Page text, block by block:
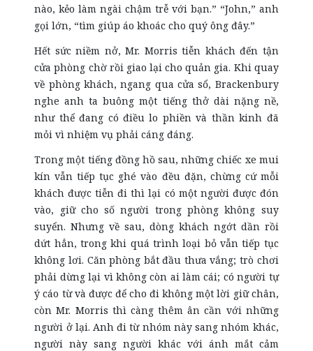
nào, kẻo làm ngài chậm trễ với bạn.” “John,” anh
gọi lớn, “tìm giúp áo khoác cho quý ông đây.”
Hết sức niềm nở, Mr. Morris tiễn khách đến tận
cửa phòng chờ rồi giao lại cho quản gia. Khi quay
về phòng khách, ngang qua cửa sổ, Brackenbury
nghe anh ta buông một tiếng thở dài nặng nề,
như thể đang có điều lo phiền và thần kinh đã
mỏi vì nhiệm vụ phải cáng đáng.
Trong một tiếng đồng hồ sau, những chiếc xe mui
kín vẫn tiếp tục ghé vào đều đặn, chừng cứ mỗi
khách được tiễn đi thì lại có một người được đón
vào, giữ cho số người trong phòng không suy
suyển. Nhưng về sau, dòng khách ngớt dần rồi
dứt hẳn, trong khi quá trình loại bỏ vẫn tiếp tục
không lơi. Căn phòng bắt đầu thưa vắng; trò chơi
phải dừng lại vì không còn ai làm cái; có người tự
ý cáo từ và được để cho đi không một lời giữ chân,
còn Mr. Morris thì càng thêm ân cần với những
người ở lại. Anh đi từ nhóm này sang nhóm khác,
người này sang người khác với ánh mắt cảm